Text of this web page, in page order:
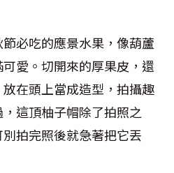
必吃的應景水果，像葫蘆
愛。切開來的厚果皮，還
在頭上當成造型，拍攝趣
這頂柚子帽除了拍照之
拍完照後就急著把它丟